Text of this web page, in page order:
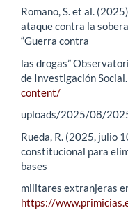
Romano, S. et al.
ataque contra la
“Guerra contra
las drogas”
de Investigación Social.
content/
uploads/2025/08/
Rueda, R. (2025, julio
constitucional para
bases
militares extranjeras
https://